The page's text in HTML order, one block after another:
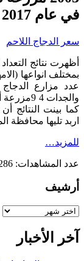
في عام 2017
سعر الدجاج اللاحم
اربد تليها محافظة
للمزيد…
عدد المشاهدات:
أرشيف
أرشيف
آخر الأخبار